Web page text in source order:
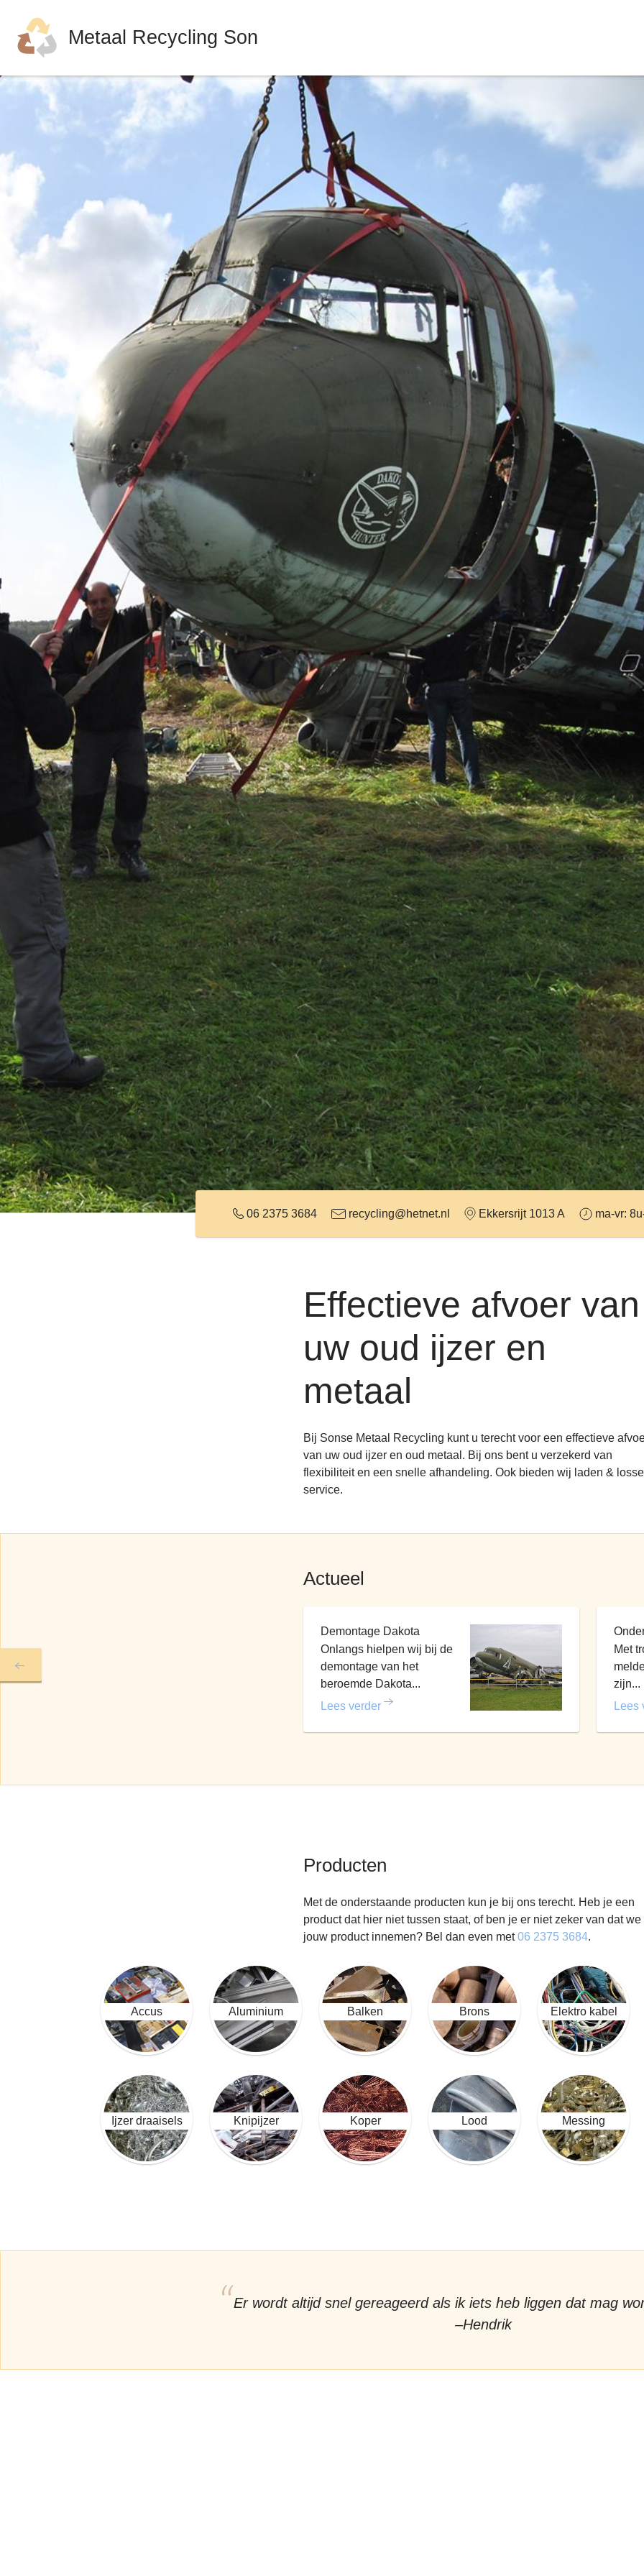
Metaal Recycling Son
06 2375 3684 recycling@hetnet.nl Ekkersrijt 1013 A ma-vr:
Effectieve afvoer van
uw oud ijzer en
metaal
Bij Sonse Metaal Recycling kunt u terecht voor een effectieve
van uw oud ijzer en oud metaal. Bij ons bent u verzekerd van
flexibiliteit en een snelle afhandeling. Ook bieden wij laden &
service.
Actueel
Demontage Dakota
Onlangs hielpen wij bij de
demontage van het
beroemde Dakota...
Lees verder
Met
zijn...
Lees
Producten
Met de onderstaande producten kun je bij ons terecht. Heb je een
product dat hier niet tussen staat, of ben je er niet zeker van dat we
jouw product innemen? Bel dan even met06 2375 3684.
Accus Aluminium Balken Brons Elektro kabel
Ijzer draaisels Knipijzer Koper Lood Messing
Er wordt altijd snel gereageerd als ik iets heb liggen dat mag
Hendrik